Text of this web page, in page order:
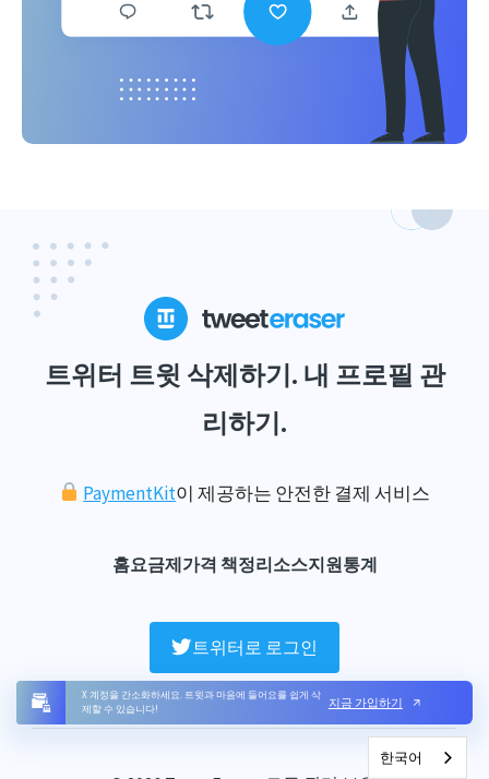
X 계정을 간소화하세요. 트윗과 마음에 들어요를 쉽게 삭
제할 수 있습니다!
지금 가입하기
트위터 트윗 삭제하기. 내 프로필 관
리하기.
PaymentKit이 제공하는 안전한 결제 서비스
홈요금제가격 책정리소스지원통계
트위터로 로그인
한국어